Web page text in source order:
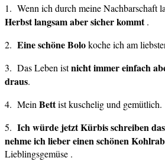
1. Wenn ich durch meine Nachbarschaft
Herbst langsam aber sicher kommt.
2. Eine schöne Bolokoche ich am
3. Das Leben istnicht immer einfach
draus.
4. Mein Bettist kuschelig und gemütlich.
5. Ich würde jetzt Kürbis schreiben
nehme ich lieber einen schönen
Lieblingsgemüse .